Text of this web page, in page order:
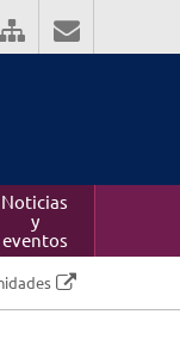
Noticias
y
eventos